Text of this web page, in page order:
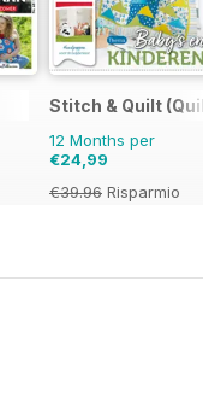
Stitch & Quilt
12 Months per
€24,99
€39.96 Risparmio